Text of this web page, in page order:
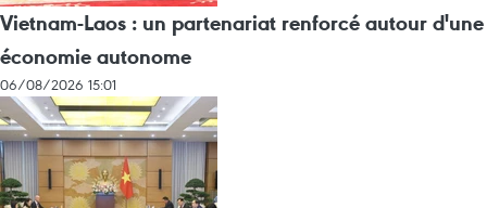
Vietnam-Laos : un partenariat renforcé autour d'une
économie autonome
06/08/2026 15:01